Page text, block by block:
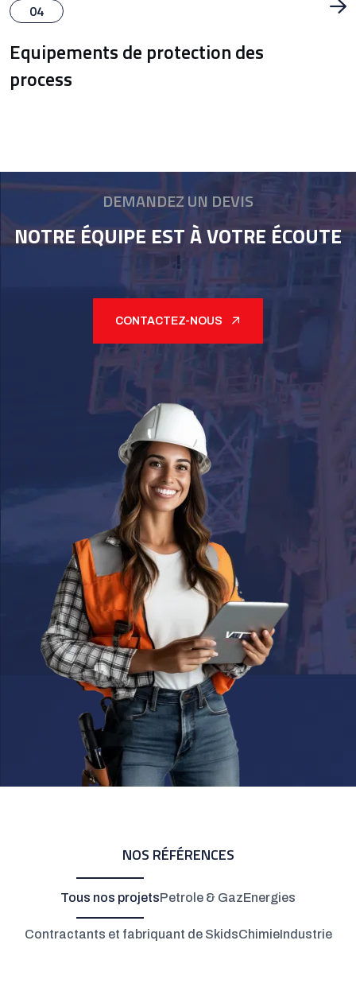
04
Equipements de protection des
process
DEMANDEZ UN DEVIS
NOTRE ÉQUIPE EST À VOTRE ÉCOUTE
!
CONTACTEZ-NOUS
NOS RÉFÉRENCES
Tous nos projetsPetrole & GazEnergies
Contractants et fabriquant de SkidsChimieIndustrie